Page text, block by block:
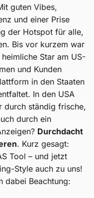
guten Vibes,
und einer Prise
der Hotspot für alle,
Bis vor kurzem war
Star am US-
und Kunden
in den Staaten
In den USA
durch ständig frische,
durch ein
Durchdacht
. Kurz gesagt:
Tool – und jetzt
Style auch zu uns!
dabei Beachtung: